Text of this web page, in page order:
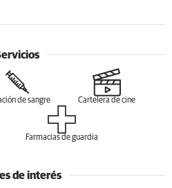
de sangre Cartelera de cine
Farmacias de guardia
de interés